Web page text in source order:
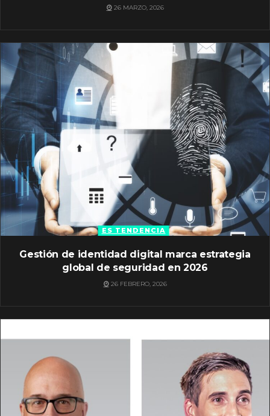
26 MARZO, 2026
ES TENDENCIA
Gestión de identidad digital marca estrategia
global de seguridad en 2026
26 FEBRERO, 2026